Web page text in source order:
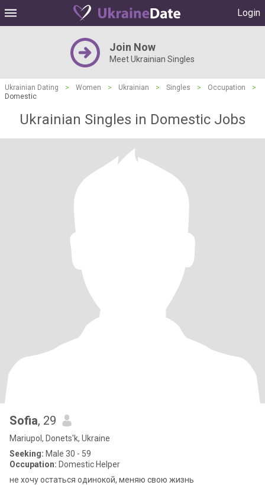
Login
Join Now
Meet Ukrainian Singles
Ukrainian Dating > Women > Ukrainian > Singles > Occupation
>
Domestic
Ukrainian Singles in Domestic Jobs
Sofia, 29
Mariupol, Donets'k, Ukraine
Seeking: Male 30 - 59
Occupation: Domestic Helper
не хочу остаться одинокой, меняю свою жизнь